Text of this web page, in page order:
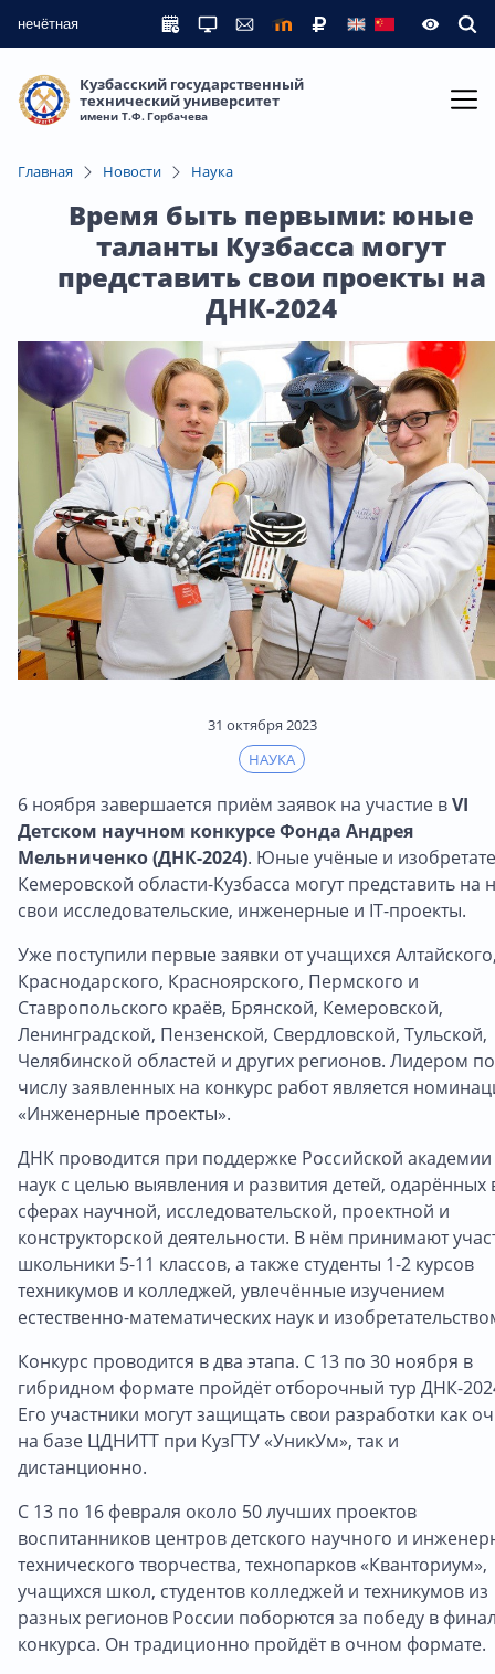
нечётная
Кузбасский государственный
технический университет
имени Т.Ф. Горбачева
Главная Новости Наука
Время быть первыми: юные
таланты Кузбасса могут
представить свои проекты на
ДНК-2024
31 октября 2023
НАУКА
6 ноября завершается приём заявок на участие вVI
Детском научном конкурсе Фонда Андрея
Мельниченко (ДНК-2024). Юные учёные и
Кемеровской области-Кузбасса могут представить на
свои исследовательские, инженерные и IT-проекты.
Уже поступили первые заявки от учащихся
Краснодарского, Красноярского, Пермского и
Ставропольского краёв, Брянской, Кемеровской,
Ленинградской, Пензенской, Свердловской, Тульской,
Челябинской областей и других регионов. Лидером по
числу заявленных на конкурс работ является
«Инженерные проекты».
ДНК проводится при поддержке Российской академии
наук с целью выявления и развития детей, одарённых
сферах научной, исследовательской, проектной и
конструкторской деятельности. В нём принимают
школьники 5-11 классов, а также студенты 1-2 курсов
техникумов и колледжей, увлечённые изучением
естественно-математических наук и
Конкурс проводится в два этапа. С 13 по 30 ноября в
гибридном формате пройдёт отборочный тур ДНК-
Его участники могут защищать свои разработки как
на базе ЦДНИТТ при КузГТУ «УникУм», так и
дистанционно.
С 13 по 16 февраля около 50 лучших проектов
воспитанников центров детского научного и
технического творчества, технопарков «Кванториум»,
учащихся школ, студентов колледжей и техникумов из
разных регионов России поборются за победу в
конкурса. Он традиционно пройдёт в очном формате.